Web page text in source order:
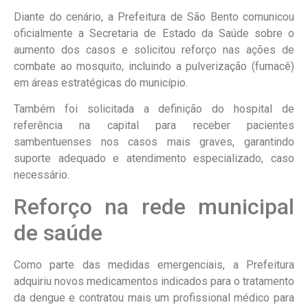
Diante do cenário, a Prefeitura de São Bento comunicou
oficialmente a Secretaria de Estado da Saúde sobre o
aumento dos casos e solicitou reforço nas ações de
combate ao mosquito, incluindo a pulverização (fumacê)
em áreas estratégicas do município.
Também foi solicitada a definição do hospital de
referência na capital para receber pacientes
sambentuenses nos casos mais graves, garantindo
suporte adequado e atendimento especializado, caso
necessário.
Reforço na rede municipal
de saúde
Como parte das medidas emergenciais, a Prefeitura
adquiriu novos medicamentos indicados para o tratamento
da dengue e contratou mais um profissional médico para